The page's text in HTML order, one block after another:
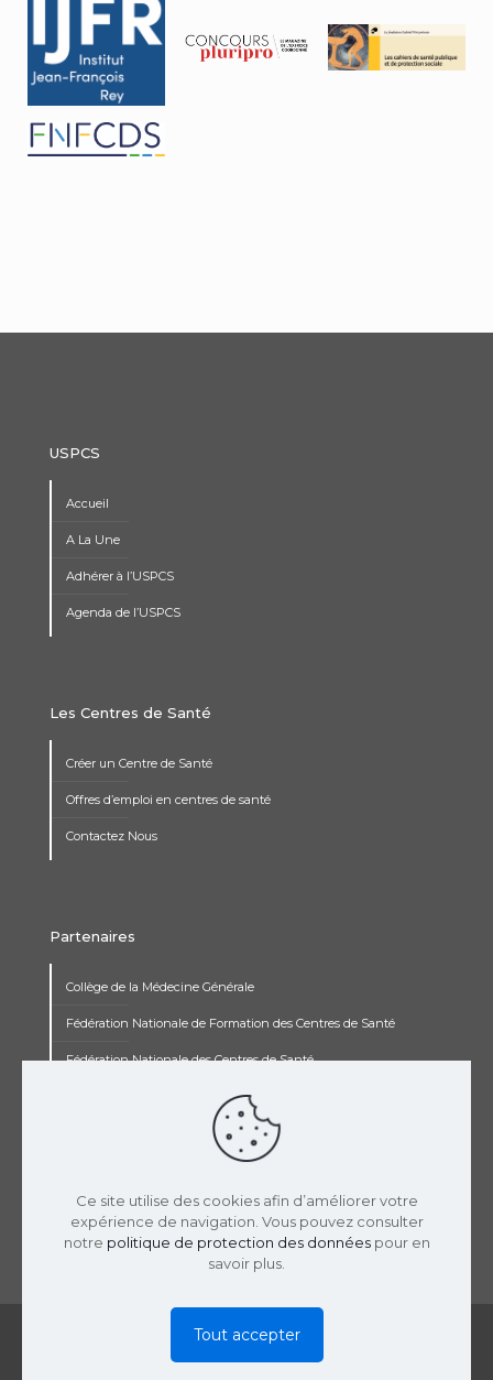
USPCS
Accueil
A La Une
Adhérer à l’USPCS
Agenda de l’USPCS
Les Centres de Santé
Créer un Centre de Santé
Offres d’emploi en centres de santé
Contactez Nous
Partenaires
Collège de la Médecine Générale
Fédération Nationale de Formation des Centres de Santé
Fédération Nationale des Centres de Santé
Institut de Recherche Jean François Rey
© 2019 USPCS | Réalisation :LaTooperie
Ce site utilise des cookies afin d’améliorer votre
expérience de navigation. Vous pouvez consulter
notre politique de protection des donnéespour en
savoir plus.
Tout accepter